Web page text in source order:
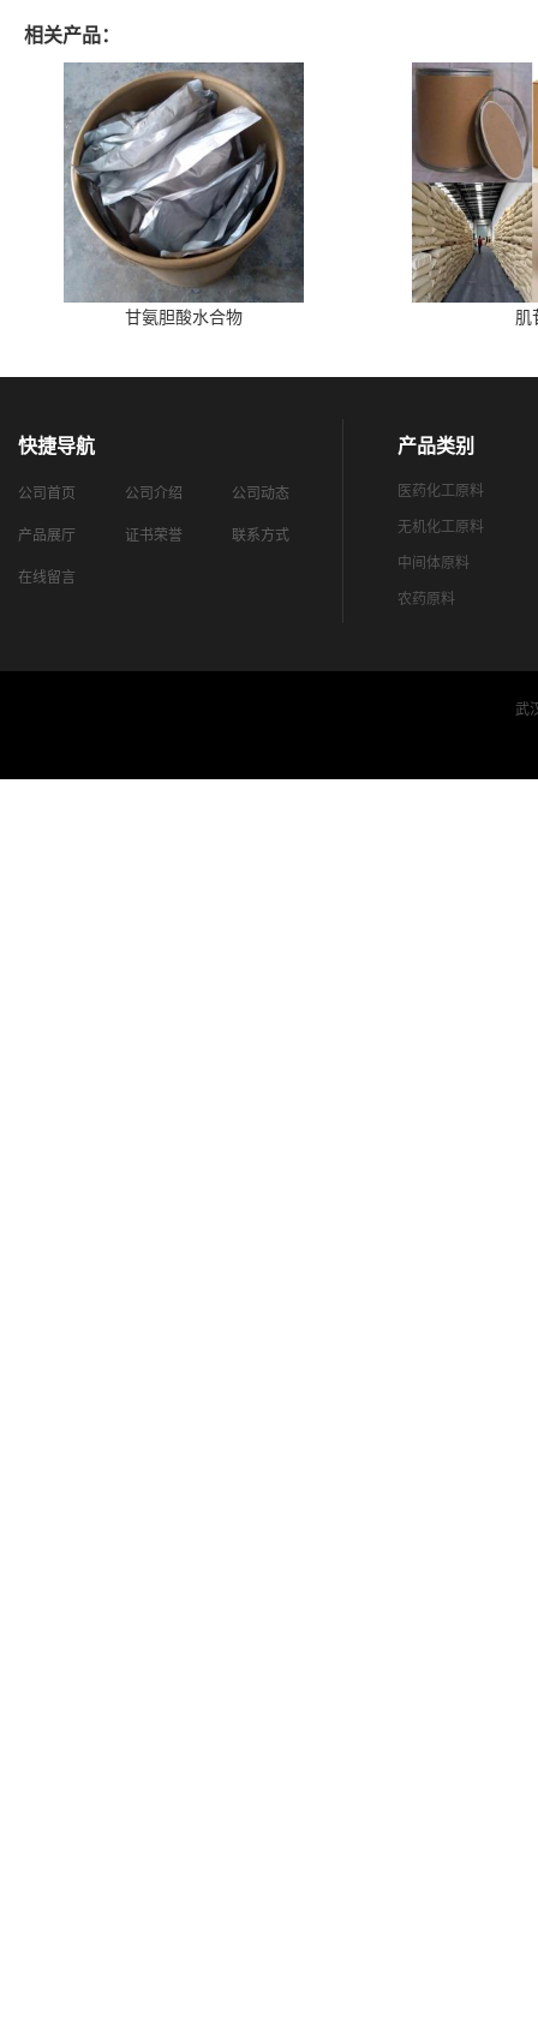
相关产品：
甘氨胆酸水合物 肌
快捷导航
公司首页 公司介绍 公司动态
产品展厅 证书荣誉 联系方式
在线留言
产品类别
医药化工原料
无机化工原料
中间体原料
农药原料
武